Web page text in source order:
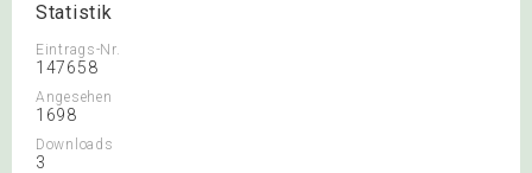
Statistik
Eintrags-Nr.
147658
Angesehen
1698
Downloads
3